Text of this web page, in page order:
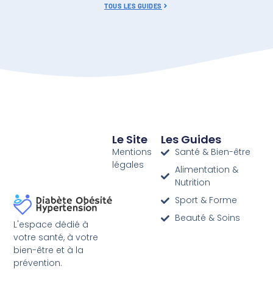
TOUS LES GUIDES
L'espace dédié à
votre santé, à votre
bien-être et à la
prévention.
Le Site
Mentions
légales
Les Guides
Santé & Bien-être
Alimentation &
Nutrition
Sport & Forme
Beauté & Soins